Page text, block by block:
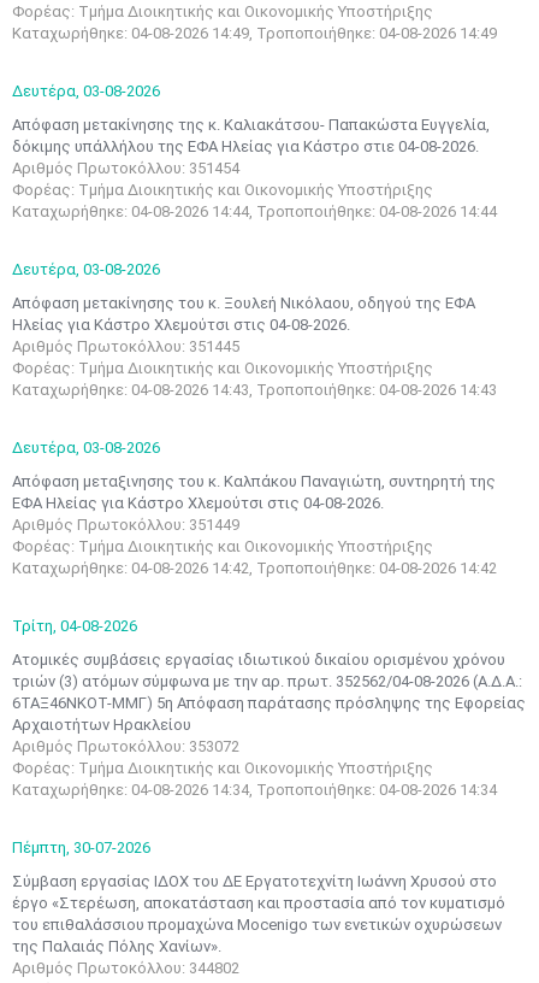
Φορέας: Τμήμα Διοικητικής και Οικονομικής Υποστήριξης
Καταχωρήθηκε: 04-08-2026 14:49, Τροποποιήθηκε: 04-08-2026 14:49
Δευτέρα, 03-08-2026
Απόφαση μετακίνησης της κ. Καλιακάτσου- Παπακώστα Ευγγελία,
δόκιμης υπάλλήλου της ΕΦΑ Ηλείας για Κάστρο στιε 04-08-2026.
Αριθμός Πρωτοκόλλου: 351454
Φορέας: Τμήμα Διοικητικής και Οικονομικής Υποστήριξης
Καταχωρήθηκε: 04-08-2026 14:44, Τροποποιήθηκε: 04-08-2026 14:44
Δευτέρα, 03-08-2026
Απόφαση μετακίνησης του κ. Ξουλεή Νικόλαου, οδηγού της ΕΦΑ
Ηλείας για Κάστρο Χλεμούτσι στις 04-08-2026.
Αριθμός Πρωτοκόλλου: 351445
Φορέας: Τμήμα Διοικητικής και Οικονομικής Υποστήριξης
Καταχωρήθηκε: 04-08-2026 14:43, Τροποποιήθηκε: 04-08-2026 14:43
Δευτέρα, 03-08-2026
Απόφαση μεταξινησης του κ. Καλπάκου Παναγιώτη, συντηρητή της
ΕΦΑ Ηλείας για Κάστρο Χλεμούτσι στις 04-08-2026.
Αριθμός Πρωτοκόλλου: 351449
Φορέας: Τμήμα Διοικητικής και Οικονομικής Υποστήριξης
Καταχωρήθηκε: 04-08-2026 14:42, Τροποποιήθηκε: 04-08-2026 14:42
Τρίτη, 04-08-2026
Ατομικές συμβάσεις εργασίας ιδιωτικού δικαίου ορισμένου χρόνου
τριών (3) ατόμων σύμφωνα με την αρ. πρωτ. 352562/04-08-2026 (Α.Δ.Α.:
6ΤΑΞ46ΝΚΟΤ-ΜΜΓ) 5η Απόφαση παράτασης πρόσληψης της Εφορείας
Αρχαιοτήτων Ηρακλείου
Αριθμός Πρωτοκόλλου: 353072
Φορέας: Τμήμα Διοικητικής και Οικονομικής Υποστήριξης
Καταχωρήθηκε: 04-08-2026 14:34, Τροποποιήθηκε: 04-08-2026 14:34
Πέμπτη, 30-07-2026
Σύμβαση εργασίας ΙΔΟΧ του ΔΕ Εργατοτεχνίτη Ιωάννη Χρυσού στο
έργο «Στερέωση, αποκατάσταση και προστασία από τον κυματισμό
του επιθαλάσσιου προμαχώνα Mocenigo των ενετικών οχυρώσεων
της Παλαιάς Πόλης Χανίων».
Αριθμός Πρωτοκόλλου: 344802
•
10
•
11
•
12
•
13
•
14
•
15
•
16
•
17
•
18
•
19
• •